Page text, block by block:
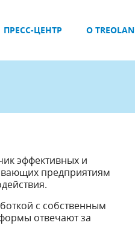
ПРЕСС-ЦЕНТР О TREOLAN
эффективных и
предприятиям
с собственным
отвечают за